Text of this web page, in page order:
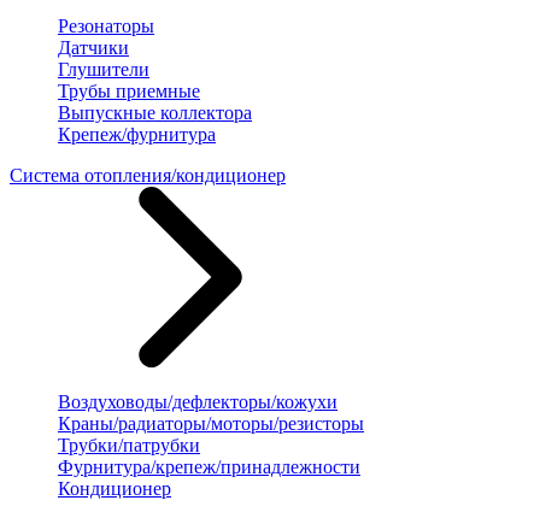
Резонаторы
Датчики
Глушители
Трубы приемные
Выпускные коллектора
Крепеж/фурнитура
Система отопления/кондиционер
Воздуховоды/дефлекторы/кожухи
Краны/радиаторы/моторы/резисторы
Трубки/патрубки
Фурнитура/крепеж/принадлежности
Кондиционер